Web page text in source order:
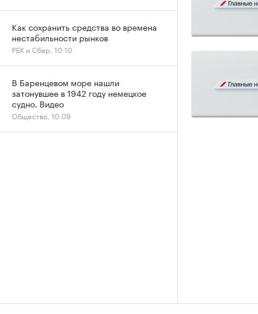
Как сохранить средства во времена
нестабильности рынков
РБК и Сбер, 10:10
В Баренцевом море нашли
затонувшее в 1942 году немецкое
судно. Видео
Общество, 10:09